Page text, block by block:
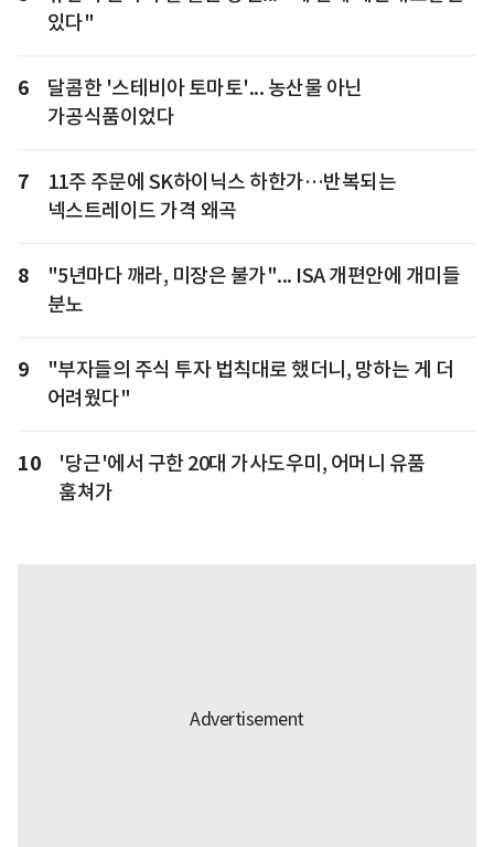
있다"
6
달콤한 '스테비아 토마토'... 농산물 아닌
가공식품이었다
7
11주 주문에 SK하이닉스 하한가…반복되는
넥스트레이드 가격 왜곡
8
"5년마다 깨라, 미장은 불가"... ISA 개편안에 개미들
분노
9
"부자들의 주식 투자 법칙대로 했더니, 망하는 게 더
어려웠다"
10
'당근'에서 구한 20대 가사도우미, 어머니 유품
훔쳐가